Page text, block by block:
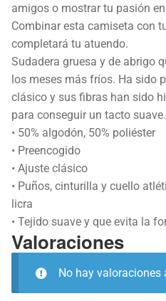
amigos o mostrar tu pasión
Combinar esta camiseta con
completará tu atuendo.
Sudadera gruesa y de abrigo
los meses más fríos. Ha sido
clásico y sus fibras han sido
para conseguir un tacto suave.
• 50% algodón, 50% poliéster
• Preencogido
• Ajuste clásico
• Puños, cinturilla y cuello
licra
• Tejido suave y que evita la
Valoraciones
No hay valoraciones